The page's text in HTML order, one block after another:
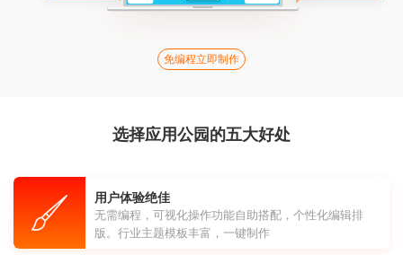
免编程立即制作
选择应用公园的五大好处
用户体验绝佳
无需编程，可视化操作功能自助搭配，个性化编辑排
版。行业主题模板丰富，一键制作